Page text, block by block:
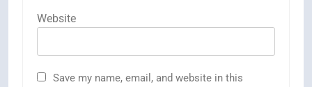
Website
Save my name, email, and website in this